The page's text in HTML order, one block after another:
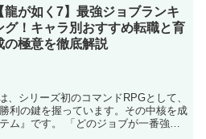
龍が如く7】最強ジョブランキ
グ！キャラ別おすすめ転職と育
の極意を徹底解説
、シリーズ初のコマンドRPGとして、
利の鍵を握っています。その中核を成
ム』です。 「どのジョブが一番強い